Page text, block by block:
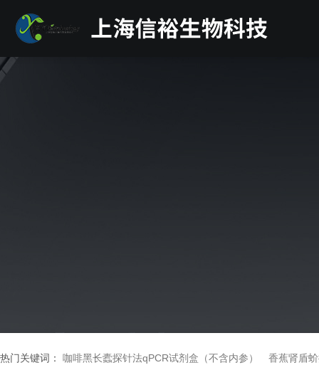
热门关键词： 咖啡黑长蠹探针法qPCR试剂盒（不含内参） 香蕉肾盾